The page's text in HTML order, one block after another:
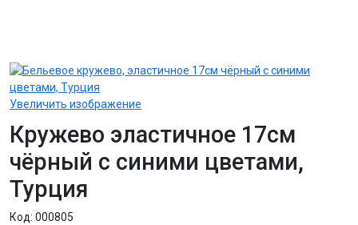
Увеличить изображение
Кружево эластичное 17см
чёрный с синими цветами,
Турция
Код: 000805